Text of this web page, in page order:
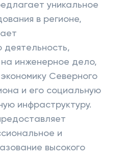
уникальное
в регионе,
деятельность,
инженерное дело,
Северного
и его социальную
инфраструктуру.
и
высокого